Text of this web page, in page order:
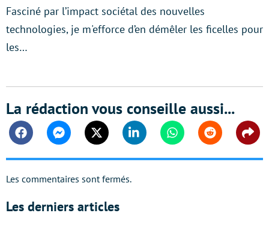
Fasciné par l’impact sociétal des nouvelles
technologies, je m'efforce d’en démêler les ficelles pour
les…
La rédaction vous conseille aussi...
FacebookMessengerTwitter Linkedin WhatsappReddit
Les commentaires sont fermés.
Les derniers articles